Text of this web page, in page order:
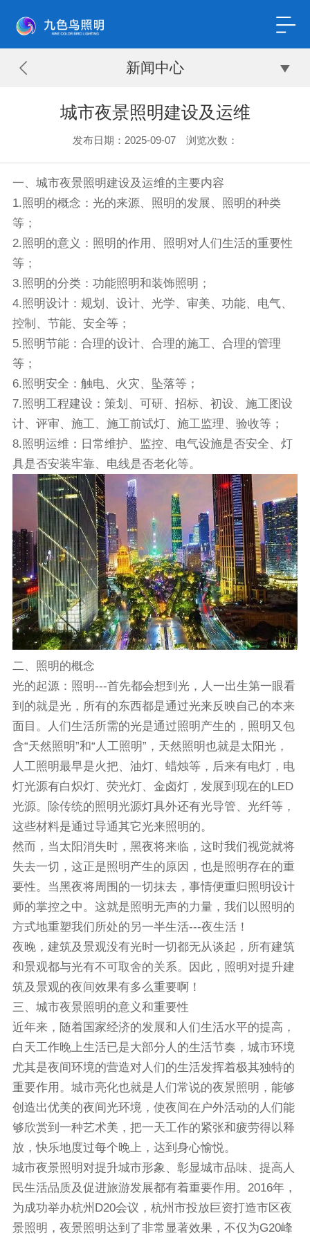
新闻中心
城市夜景照明建设及运维
发布日期：2025-09-07 浏览次数：
一、城市夜景照明建设及运维的主要内容
1.照明的概念：光的来源、照明的发展、照明的种类
等；
2.照明的意义：照明的作用、照明对人们生活的重要性
等；
3.照明的分类：功能照明和装饰照明；
4.照明设计：规划、设计、光学、审美、功能、电气、
控制、节能、安全等；
5.照明节能：合理的设计、合理的施工、合理的管理
等；
6.照明安全：触电、火灾、坠落等；
7.照明工程建设：策划、可研、招标、初设、施工图设
计、评审、施工、施工前试灯、施工监理、验收等；
8.照明运维：日常维护、监控、电气设施是否安全、灯
具是否安装牢靠、电线是否老化等。
二、照明的概念
光的起源：照明---首先都会想到光，人一出生第一眼看
到的就是光，所有的东西都是通过光来反映自己的本来
面目。人们生活所需的光是通过照明产生的，照明又包
含“天然照明”和“人工照明”，天然照明也就是太阳光，
人工照明最早是火把、油灯、蜡烛等，后来有电灯，电
灯光源有白炽灯、荧光灯、金卤灯，发展到现在的LED
光源。除传统的照明光源灯具外还有光导管、光纤等，
这些材料是通过导通其它光来照明的。
然而，当太阳消失时，黑夜将来临，这时我们视觉就将
失去一切，这正是照明产生的原因，也是照明存在的重
要性。当黑夜将周围的一切抹去，事情便重归照明设计
师的掌控之中。这就是照明无声的力量，我们以照明的
方式地重塑我们所处的另一半生活---夜生活！
夜晚，建筑及景观没有光时一切都无从谈起，所有建筑
和景观都与光有不可取舍的关系。因此，照明对提升建
筑及景观的夜间效果有多么重要啊！
三、城市夜景照明的意义和重要性
近年来，随着国家经济的发展和人们生活水平的提高，
白天工作晚上生活已是大部分人的生活节奏，城市环境
尤其是夜间环境的营造对人们的生活发挥着极其独特的
重要作用。城市亮化也就是人们常说的夜景照明，能够
创造出优美的夜间光环境，使夜间在户外活动的人们能
够欣赏到一种艺术美，把一天工作的紧张和疲劳得以释
放，快乐地度过每个晚上，达到身心愉悦。
城市夜景照明对提升城市形象、彰显城市品味、提高人
民生活品质及促进旅游发展都有着重要作用。2016年，
为成功举办杭州D20会议，杭州市投放巨资打造市区夜
景照明，夜景照明达到了非常显著效果，不仅为G20峰